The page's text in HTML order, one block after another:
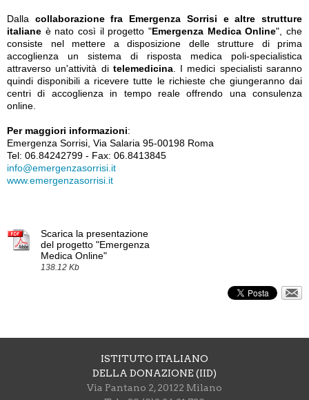
Dalla collaborazione fra Emergenza Sorrisi e altre strutture
italiane è nato così il progetto "Emergenza Medica Online", che
consiste nel mettere a disposizione delle strutture di prima
accoglienza un sistema di risposta medica poli-specialistica
attraverso un'attività di telemedicina. I medici specialisti saranno
quindi disponibili a ricevere tutte le richieste che giungeranno dai
centri di accoglienza in tempo reale offrendo una consulenza
online.
Per maggiori informazioni:
Emergenza Sorrisi, Via Salaria 95-00198 Roma
Tel: 06.84242799 - Fax: 06.8413845
info@emergenzasorrisi.it
www.emergenzasorrisi.it
Scarica la presentazione
del progetto "Emergenza
Medica Online"
138.12 Kb
ISTITUTO ITALIANO
DELLA DONAZIONE (IID)
Via Pantano 2, 20122 Milano